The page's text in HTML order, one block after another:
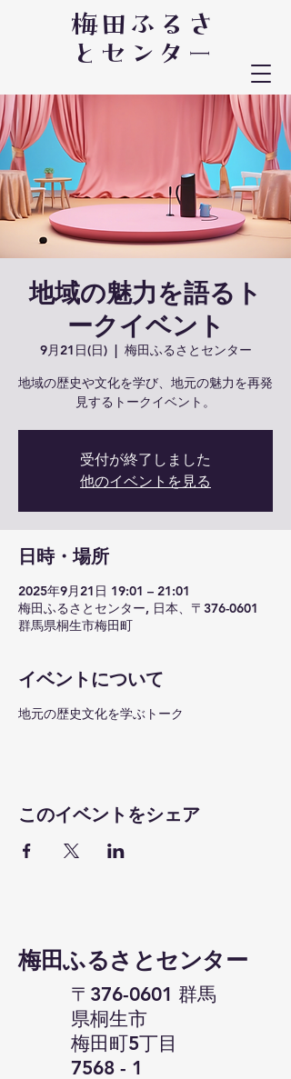
梅田ふるさ
とセンター
地域の魅力を語るト
ークイベント
9月21日(日)
  |
梅田ふるさとセンター
地域の歴史や文化を学び、地元の魅力を再発
見するトークイベント。
受付が終了しました
他のイベントを見る
日時・場所
2025年9月21日 19:01 – 21:01
梅田ふるさとセンター, 日本、〒376-0601
群馬県桐生市梅田町
イベントについて
地元の歴史文化を学ぶトーク
このイベントをシェア
​梅田ふるさとセンター
〒376-0601 群馬
県桐生市
梅田町5丁目
7568 - 1